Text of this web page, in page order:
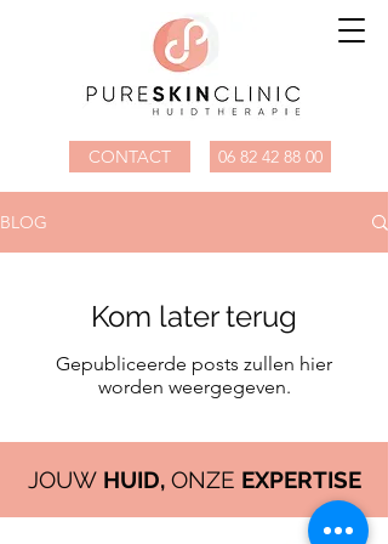
CONTACT 06 82 42 88 00
BLOG
Kom later terug
Gepubliceerde posts zullen hier
worden weergegeven.
JOUW HUID, ONZE EXPERTISE